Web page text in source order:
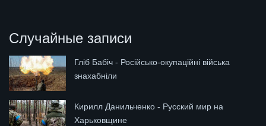
Случайные записи
Гліб Бабіч - Російсько-окупаційні війська
знахабніли
Кирилл Данильченко - Русский мир на
Харьковщине